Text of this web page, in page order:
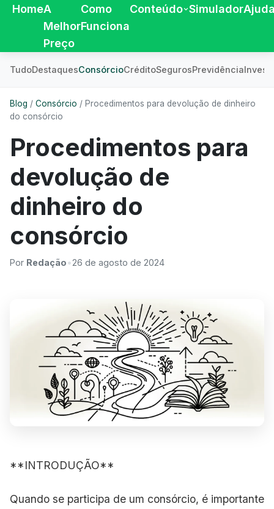
HomeA
Melhor
Preço
Como
Funciona
Conteúdo Simulador
TudoDestaquesConsórcioCréditoSegurosPrevidência
Blog / Consórcio / Procedimentos para devolução de dinheiro
do consórcio
Procedimentos para
devolução de
dinheiro do
consórcio
Por Redação•26 de agosto de 2024
**INTRODUÇÃO**
Quando se participa de um consórcio, é importante